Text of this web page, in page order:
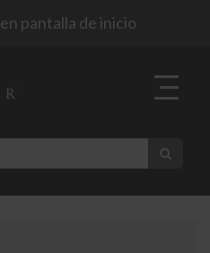
en pantalla de inicio